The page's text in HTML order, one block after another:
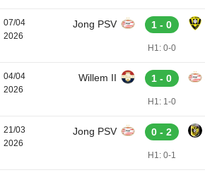
07/04
2026
Jong PSV 1 - 0
H1: 0-0
04/04
2026
Willem II 1 - 0
H1: 1-0
21/03
2026
Jong PSV 0 - 2
H1: 0-1